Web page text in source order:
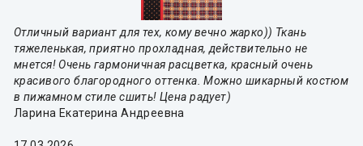
Отличный вариант для тех, кому вечно жарко)) Ткань
тяжеленькая, приятно прохладная, действительно не
мнется! Очень гармоничная расцветка, красный очень
красивого благородного оттенка. Можно шикарный костюм
в пижамном стиле сшить! Цена радует)
Ларина Екатерина Андреевна